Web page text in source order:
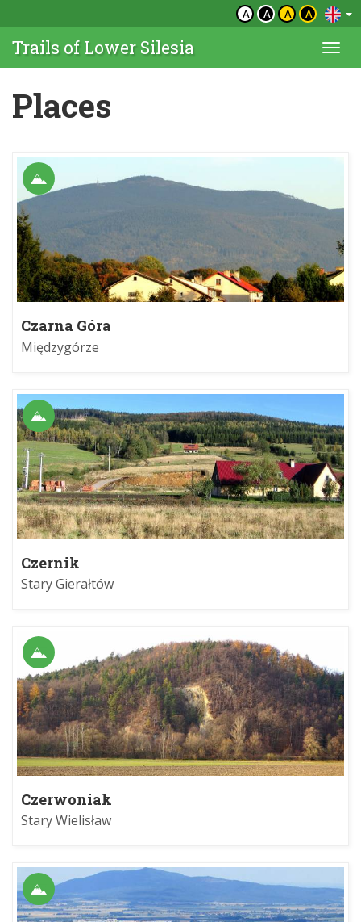
A A A A
Trails of Lower Silesia
Places
Czarna Góra
Międzygórze
Czernik
Stary Gierałtów
Czerwoniak
Stary Wielisław